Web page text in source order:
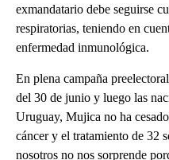
exmandatario debe seguirse
respiratorias, teniendo en
enfermedad inmunológica.
En plena campaña
del 30 de junio y luego las
Uruguay, Mujica no ha
cáncer y el tratamiento de 32
nosotros no nos sorprende